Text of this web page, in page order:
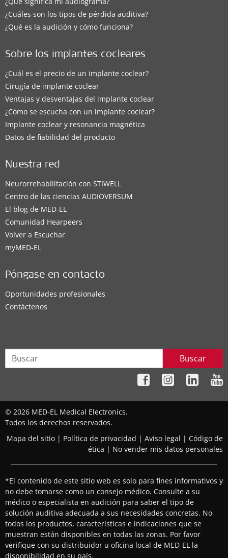
¿Cuáles son los tipos de pérdida auditiva?
¿Qué es la audición y cómo funciona?
Sobre los implantes cocleares
¿Cuál es el precio de un implante coclear?
Cirugía de implante coclear
Ventajas y desventajas del implante coclear
¿Cómo se escucha con un implante coclear?
Implante coclear y resonancia magnética
Datos de fiabilidad del producto
Nuestra red
Neurorrehabilitación con STIWELL
Centro de las ciencias AUDIOVERSUM
El blog de MED-EL
Comunidad Hearpeers
Volver a Escuchar
myMED‑EL
Póngase en contacto
Oportunidades profesionales
Contáctenos
Buscar
© 2026 MED-EL Medical Electronics.
Todos los derechos reservados.
Mapa del sitio | Política de privacidad | Aviso legal | Código de
ética | No vender mis datos personales
*El contenido de este sitio web es solo para fines informativos y
no debe tomarse como un consejo médico. Consulte a su
médico o especialista en audición para saber el tipo de
solución auditiva adecuada a sus necesidades concretas. No
todos los productos, características e indicaciones que se
muestran están disponibles en todas las zonas. Por favor
verifique con su distribuidor u oficina local de MED-EL la
disponibilidad en su país.